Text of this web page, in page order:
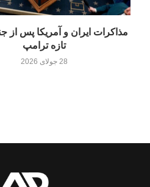
مذاکرات ایران و آمریکا پس از
تازه ترامپ
28 جولای 2026